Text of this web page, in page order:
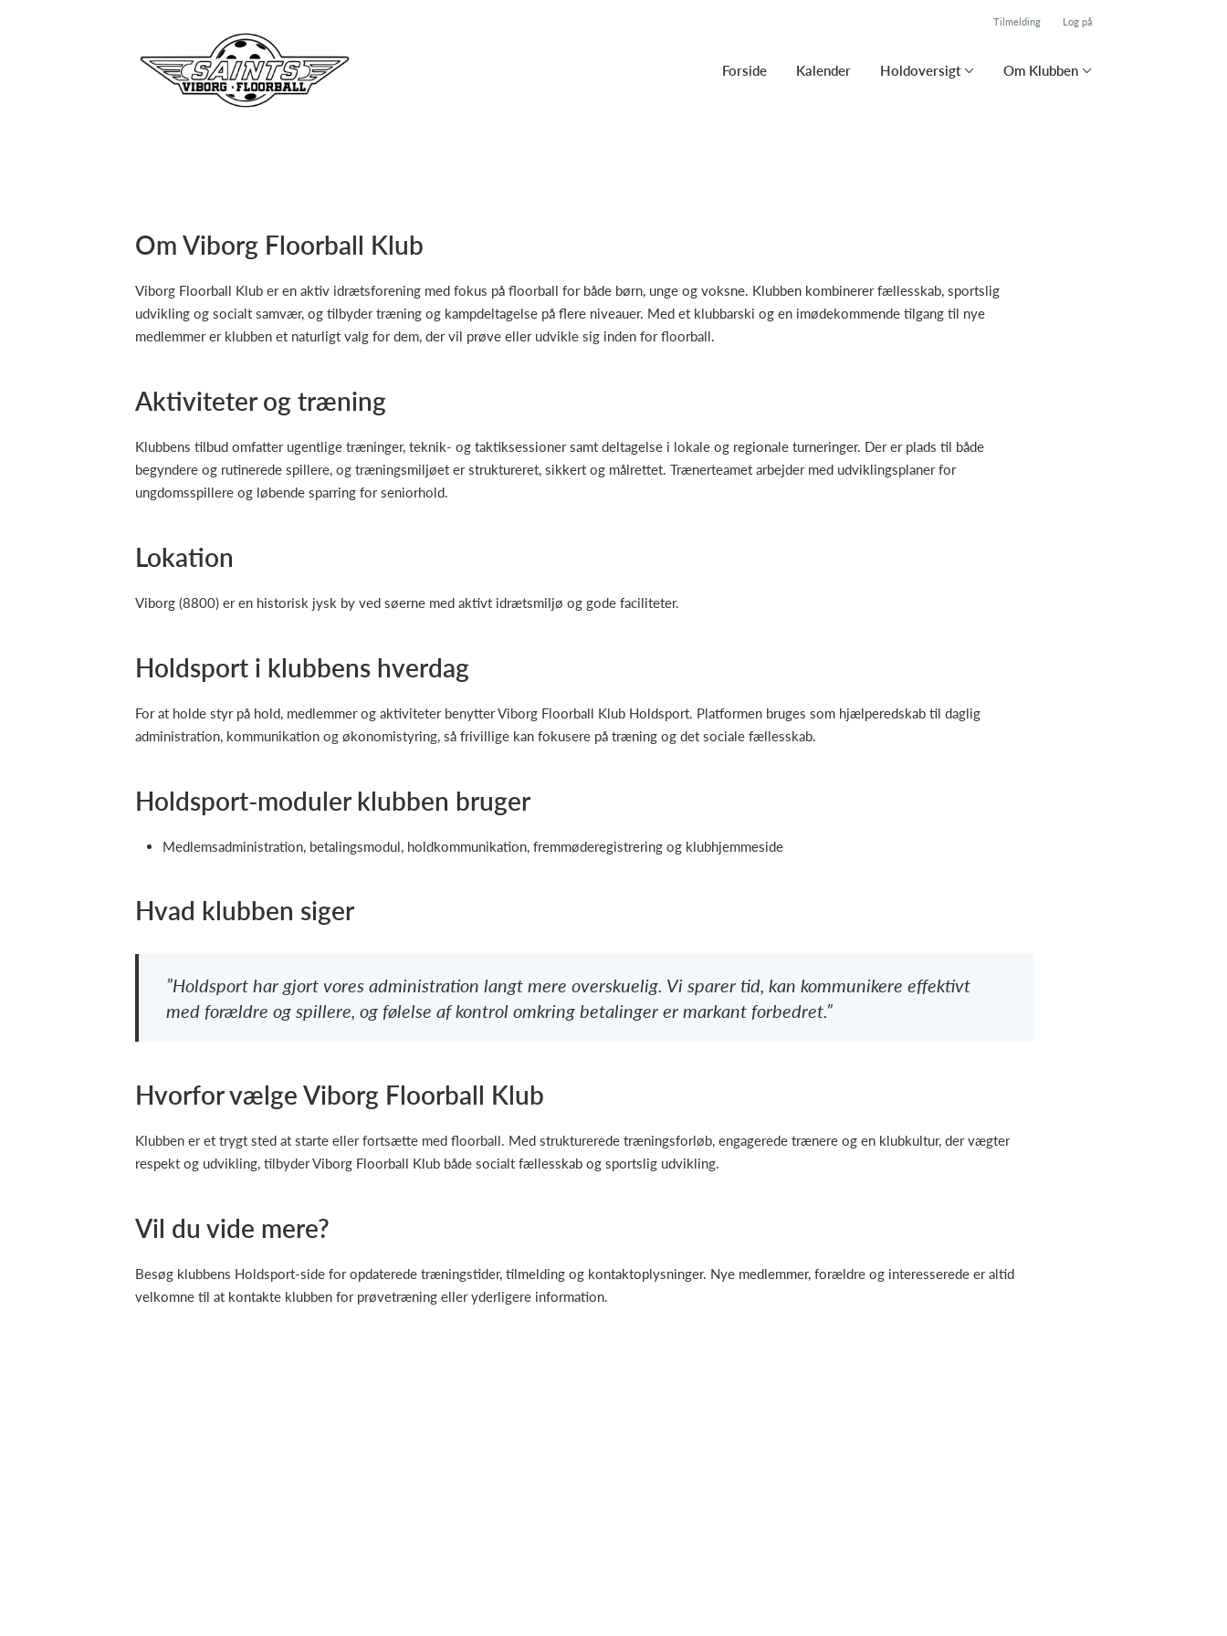
Tilmelding Log på
Forside Kalender Holdoversigt Om Klubben
Om Viborg Floorball Klub
Viborg Floorball Klub er en aktiv idrætsforening med fokus på floorball for både børn, unge og voksne. Klubben kombinerer fællesskab, sportslig
udvikling og socialt samvær, og tilbyder træning og kampdeltagelse på flere niveauer. Med et klubbarski og en imødekommende tilgang til nye
medlemmer er klubben et naturligt valg for dem, der vil prøve eller udvikle sig inden for floorball.
Aktiviteter og træning
Klubbens tilbud omfatter ugentlige træninger, teknik- og taktiksessioner samt deltagelse i lokale og regionale turneringer. Der er plads til både
begyndere og rutinerede spillere, og træningsmiljøet er struktureret, sikkert og målrettet. Trænerteamet arbejder med udviklingsplaner for
ungdomsspillere og løbende sparring for seniorhold.
Lokation
Viborg (8800) er en historisk jysk by ved søerne med aktivt idrætsmiljø og gode faciliteter.
Holdsport i klubbens hverdag
For at holde styr på hold, medlemmer og aktiviteter benytter Viborg Floorball Klub Holdsport. Platformen bruges som hjælperedskab til daglig
administration, kommunikation og økonomistyring, så frivillige kan fokusere på træning og det sociale fællesskab.
Holdsport-moduler klubben bruger
Medlemsadministration, betalingsmodul, holdkommunikation, fremmøderegistrering og klubhjemmeside
Hvad klubben siger
”Holdsport har gjort vores administration langt mere overskuelig. Vi sparer tid, kan kommunikere effektivt
med forældre og spillere, og følelse af kontrol omkring betalinger er markant forbedret.”
Hvorfor vælge Viborg Floorball Klub
Klubben er et trygt sted at starte eller fortsætte med floorball. Med strukturerede træningsforløb, engagerede trænere og en klubkultur, der vægter
respekt og udvikling, tilbyder Viborg Floorball Klub både socialt fællesskab og sportslig udvikling.
Vil du vide mere?
Besøg klubbens Holdsport-side for opdaterede træningstider, tilmelding og kontaktoplysninger. Nye medlemmer, forældre og interesserede er altid
velkomne til at kontakte klubben for prøvetræning eller yderligere information.